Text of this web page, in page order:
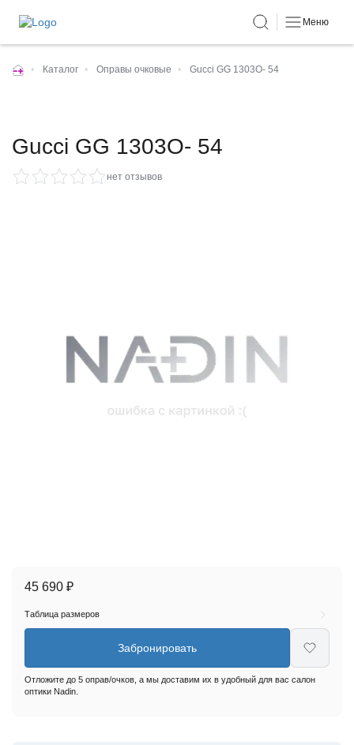
Меню
• Каталог • Оправы очковые • Gucci GG 1303O- 54
Gucci GG 1303O- 54
нет отзывов
45 690 ₽
Таблица размеров
Забронировать
Отложите до 5 оправ/очков, а мы доставим их в удобный для вас салон
оптики Nadin.